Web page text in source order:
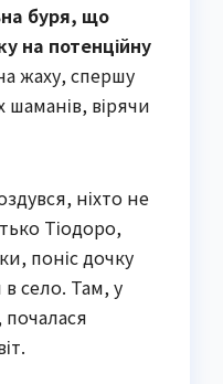
буря, що
на потенційну
жаху, спершу
шаманів, вірячи
ніхто не
Тіодоро,
поніс дочку
село. Там, у